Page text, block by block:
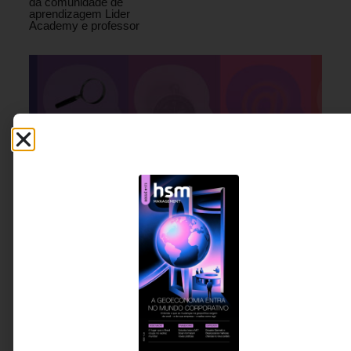
aprendizagem Lider
Academy e professor